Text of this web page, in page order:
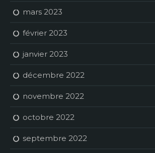
mars 2023
février 2023
janvier 2023
décembre 2022
novembre 2022
octobre 2022
septembre 2022